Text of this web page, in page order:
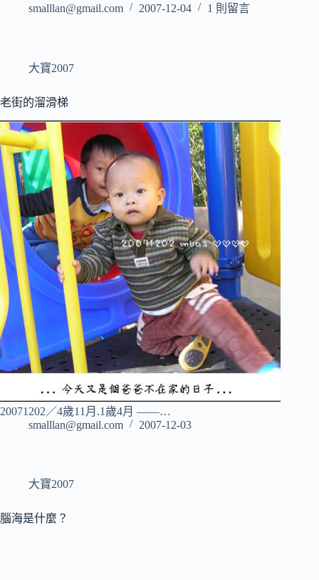
smalllan@gmail.com
2007-12-04 1 則留言
大寶2007
老街的溜滑梯
20071202／4歲11月.1歲4月 ——…
smalllan@gmail.com
2007-12-03
大寶2007
腦海是什麼？